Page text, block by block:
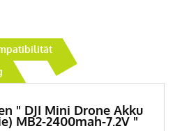
" DJI Mini Drone Akku
MB2-2400mah-7.2V "